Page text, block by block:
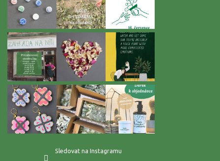
Sledovat na Instagramu